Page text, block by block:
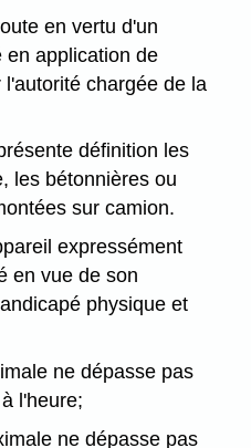
en vertu d'un
en application de
l'autorité chargée de la
définition les
les bétonnières ou
sur camion.
expressément
en vue de son
physique et
ne dépasse pas
l'heure;
ne dépasse pas